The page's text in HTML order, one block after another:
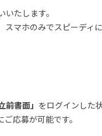
たします。
マホのみでスピーデ
前書面」 をログインした
応募が可能です。